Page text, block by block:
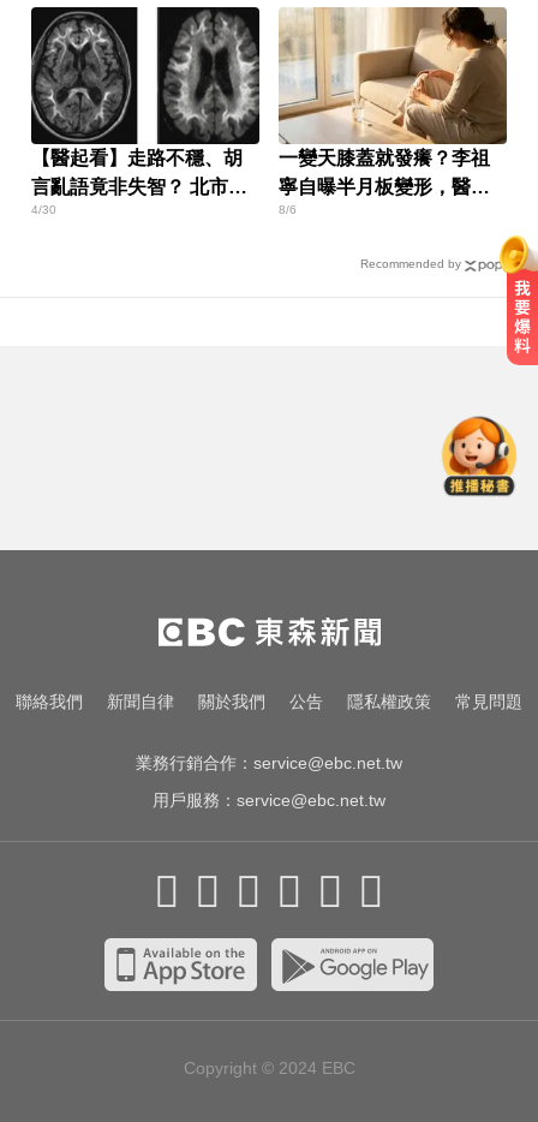
【醫起看】走路不穩、胡
言亂語竟非失智？ 北市聯
醫揭開「垃圾包」罕病真
4/30
一變天膝蓋就發癢？李祖
寧自曝半月板變形，醫揭
保骨與增肌兩大救星！
8/6
Recommended by
下半身重創身亡
緯創股利2度延發史上首例 金管會
說重話：考慮收回股務自辦
愛玩車／鎳氫電池時代落幕 豐田迎
聯絡我們 新聞自律 關於我們 公告 隱私權政策 常見問題
業務行銷合作： service@ebc.net.tw
用戶服務： service@ebc.net.tw
Copyright © 2024 EBC